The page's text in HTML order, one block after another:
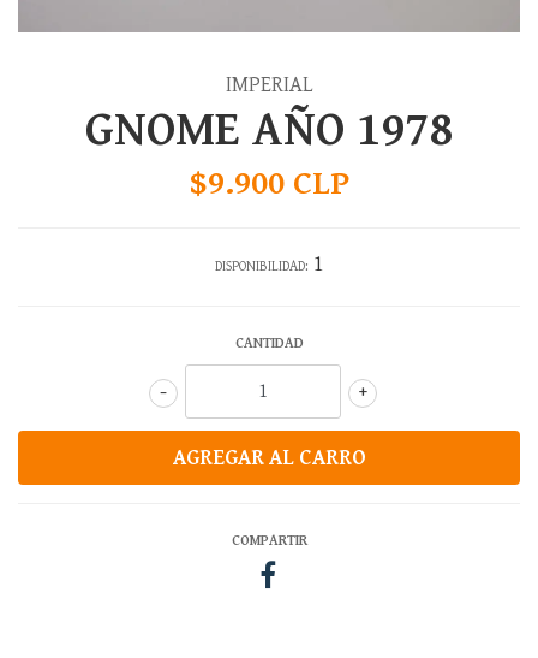
IMPERIAL
GNOME AÑO 1978
$9.900 CLP
DISPONIBILIDAD: 1
CANTIDAD
+
-
COMPARTIR